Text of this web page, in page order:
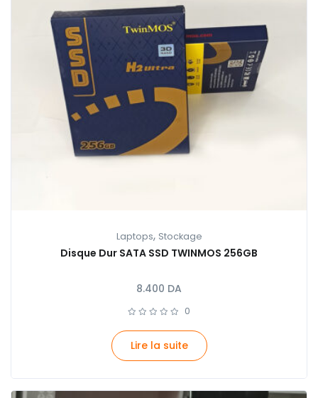
Laptops, Stockage
Disque Dur SATA SSD TWINMOS 256GB
8.400 DA
0
Lire la suite